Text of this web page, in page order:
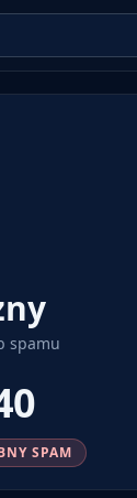
spamu
SPAM